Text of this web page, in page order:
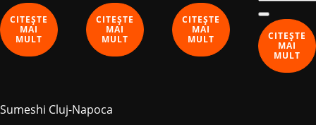
CITEȘTE
MAI
MULT
CITEȘTE
MAI
MULT
CITEȘTE
MAI
MULT
Unagi
Eel
CITEȘTE
MAI
MULT
Sumeshi Cluj-Napoca